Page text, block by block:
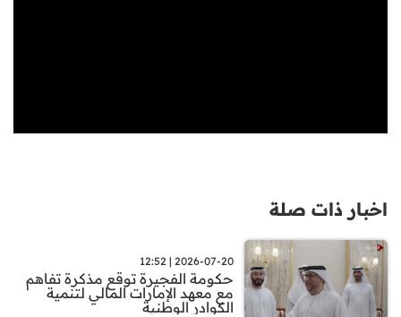
اخبار ذات صلة
2026-07-20 | 12:52
حكومة الفجيرة توقع مذكرة تفاهم
مع معهد الإمارات المالي لتنمية
الكوادر الوطنية